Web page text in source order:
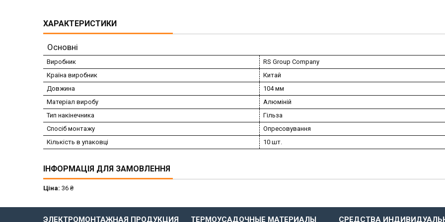
ХАРАКТЕРИСТИКИ
Основні
Виробник
RS Group Company
Країна виробник
Китай
Довжина
104 мм
Матеріал виробу
Алюміній
Тип накінечника
Гільза
Спосіб монтажу
Опресовування
Кількість в упаковці
10 шт.
ІНФОРМАЦІЯ ДЛЯ ЗАМОВЛЕННЯ
Ціна: 36 ₴
ЭЛЕКТРОМОНТАЖНАЯ ПРОДУКЦИЯ ТЕРМОУСАДОЧНЫЕ МАТЕРИАЛЫ СРЕДСТВА